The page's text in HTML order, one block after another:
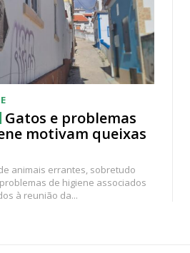
Gatos e problemas
motivam queixas
animais errantes, sobretudo
de higiene associados
à reunião da...